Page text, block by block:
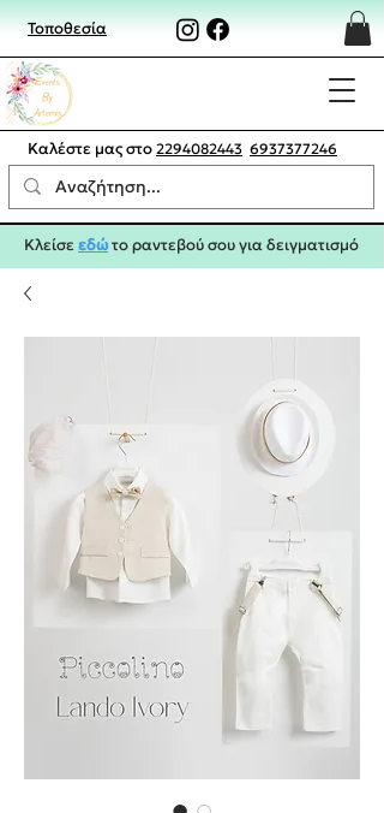
Τοποθεσία
Καλέστε μας στο 2294082443 6937377246
Κλείσεεδώτο ραντεβού σου για δειγματισμό